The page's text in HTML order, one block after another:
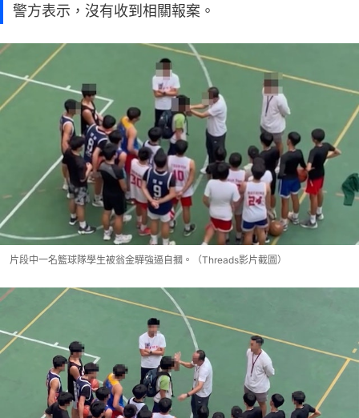
警方表示，沒有收到相關報案。
片段中一名籃球隊學生被翁金驊強逼自摑。（Threads影片截圖）